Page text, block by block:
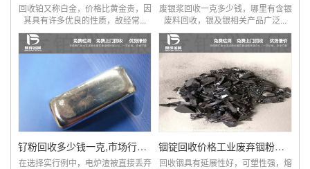
回收铂又称白金，价格比黄金贵，因
其具有许多优良的性质，故经常...
废银浆回收一克多少钱，哪里有含银
废料回收，银及银相关产品广泛...
钌粉回收多少钱一克,市场行情报价厂家
在选择实行例中，电炉渣被直接丢弃
铟锭回收价格工业废弃铟粉上门回收
回收铟具有延展性好，可塑性强，熔